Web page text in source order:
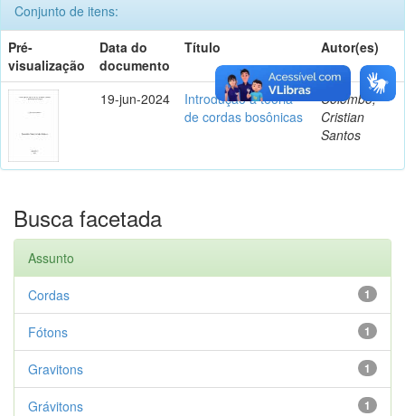
Conjunto de itens:
Pré-
visualização
Data do
documento
Título Autor(es)
19-jun-2024
Introdução à teoria
de cordas bosônicas
Colombo,
Cristian
Santos
Busca facetada
Assunto
1
Cordas
1
Fótons
1
Gravitons
1
Grávitons